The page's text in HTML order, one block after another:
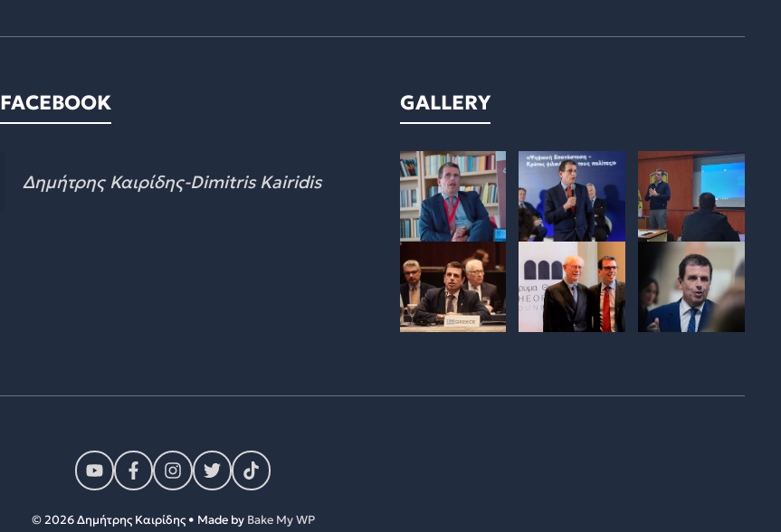
FACEBOOK
Δημήτρης Καιρίδης-Dimitris Kairidis
GALLERY
© 2026 Δημήτρης Καιρίδης • Made by Bake My WP